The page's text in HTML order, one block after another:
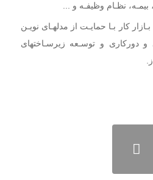
نظـام وظیفـه و ...
کار بـا حمایـت از مدلهـای نویـن
و دورکاری و توسـعه زیرسـاختهای